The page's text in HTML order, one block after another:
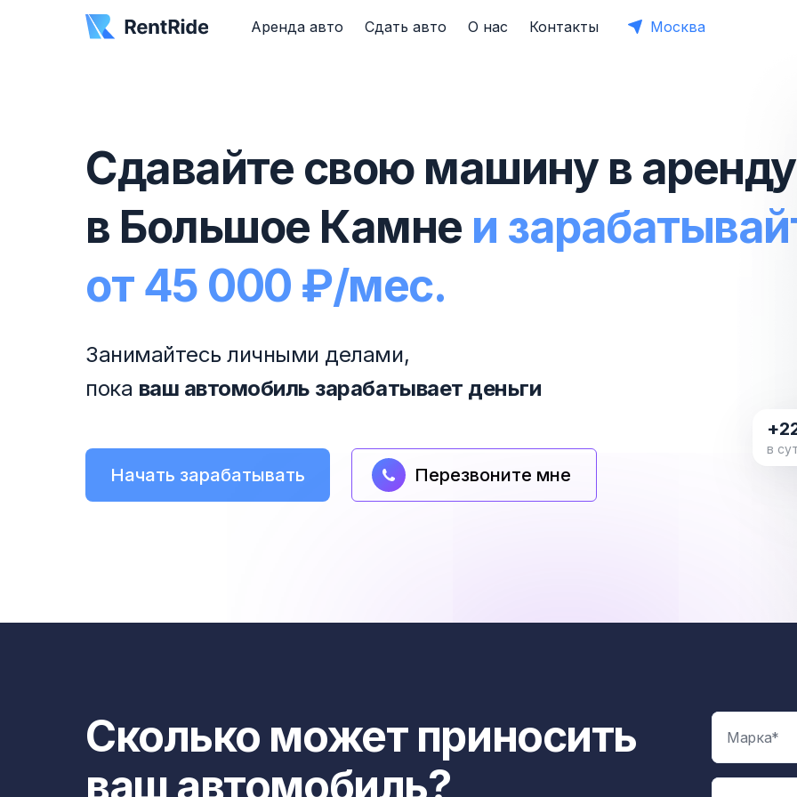
Аренда авто Сдать авто О нас Контакты Москва
Сдавайте свою машину в аренду
в Большое Камне и
от 45 000 ₽/мес.
Занимайтесь личными делами,
пока ваш автомобиль зарабатывает деньги
Начать зарабатывать Перезвоните мне
в
Сколько может приносить
ваш автомобиль?